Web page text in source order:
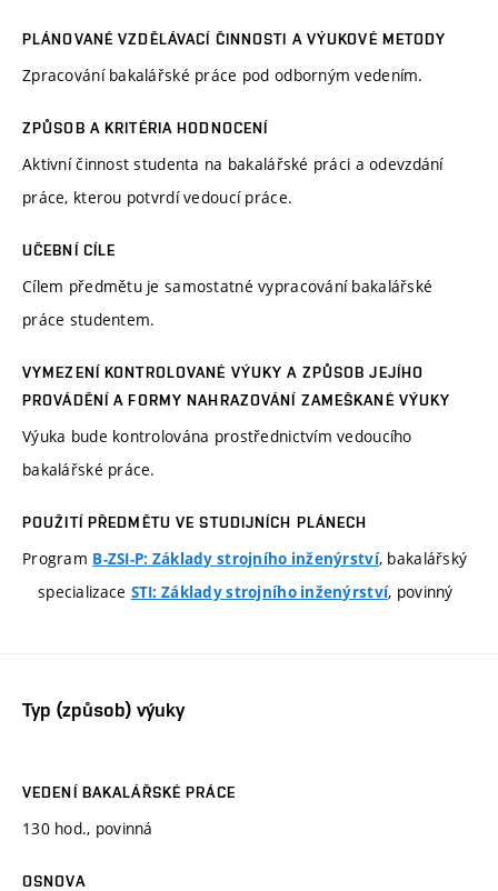
PLÁNOVANÉ VZDĚLÁVACÍ ČINNOSTI A VÝUKOVÉ METODY
Zpracování bakalářské práce pod odborným vedením.
ZPŮSOB A KRITÉRIA HODNOCENÍ
Aktivní činnost studenta na bakalářské práci a odevzdání
práce, kterou potvrdí vedoucí práce.
UČEBNÍ CÍLE
Cílem předmětu je samostatné vypracování bakalářské
práce studentem.
VYMEZENÍ KONTROLOVANÉ VÝUKY A ZPŮSOB JEJÍHO
PROVÁDĚNÍ A FORMY NAHRAZOVÁNÍ ZAMEŠKANÉ VÝUKY
Výuka bude kontrolována prostřednictvím vedoucího
bakalářské práce.
POUŽITÍ PŘEDMĚTU VE STUDIJNÍCH PLÁNECH
Program B-ZSI-P: Základy strojního inženýrství, bakalářský
specializace STI: Základy strojního inženýrství, povinný
Typ (způsob) výuky
VEDENÍ BAKALÁŘSKÉ PRÁCE
130 hod., povinná
OSNOVA